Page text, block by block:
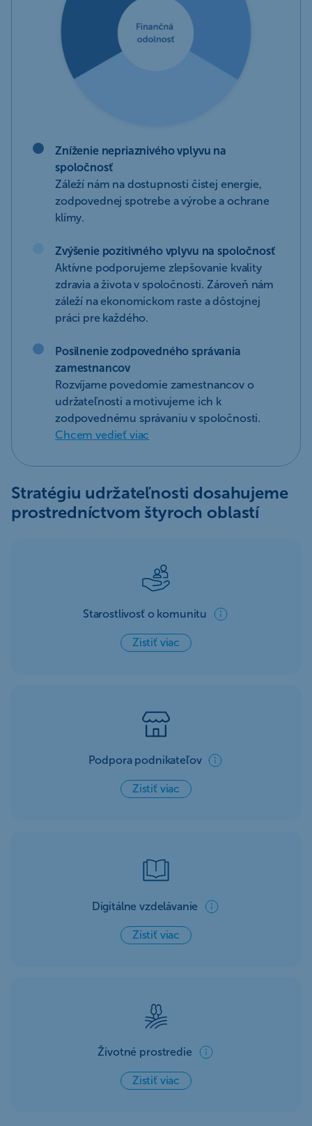
Zníženie nepriaznivého vplyvu na
spoločnosť
Záleží nám na dostupnosti čistej energie,
zodpovednej spotrebe a výrobe a ochrane
klímy.
Zvýšenie pozitivného vplyvu na spoločnosť
Aktívne podporujeme zlepšovanie kvality
zdravia a života v spoločnosti. Zároveň nám
záleží na ekonomickom raste a dôstojnej
práci pre každého.
Posilnenie zodpovedného správania
zamestnancov
Rozvíjame povedomie zamestnancov o
udržateľnosti a motivujeme ich k
zodpovednému správaniu v spoločnosti.
Chcem vedieť viac
Stratégiu udržateľnosti dosahujeme
prostredníctvom štyroch oblastí
Starostlivosť o komunitu
Zistiť viac
Podpora podnikateľov
Zistiť viac
Digitálne vzdelávanie
Zistiť viac
Životné prostredie
Zistiť viac